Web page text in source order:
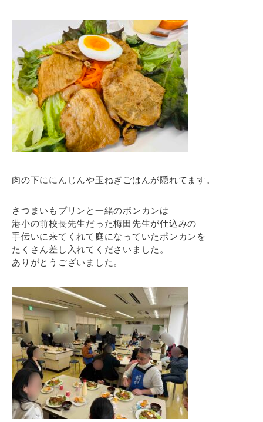
肉の下ににんじんや玉ねぎごはんが隠れてます。
さつまいもプリンと一緒のポンカンは
港小の前校長先生だった梅田先生が仕込みの
手伝いに来てくれて庭になっていたポンカンを
たくさん差し入れてくださいました。
ありがとうございました。